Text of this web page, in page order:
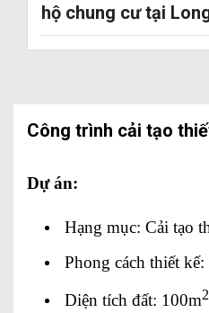
hộ chung cư tại
Công trình cải tạo
Dự án:
Hạng mục: Cải tạo
Phong cách thiết
Diện tích đất: 100m2